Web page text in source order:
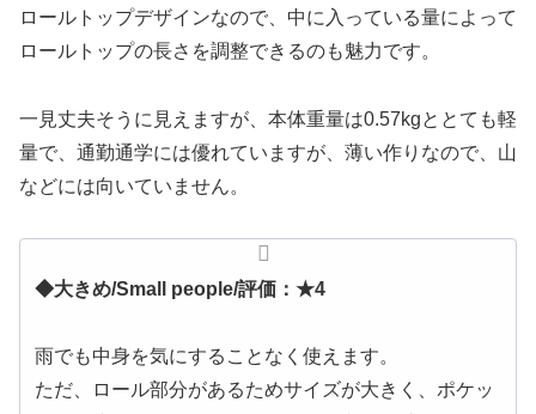
ロールトップデザインなので、中に入っている量によって
ロールトップの長さを調整できるのも魅力です。
一見丈夫そうに見えますが、本体重量は0.57kgととても軽
量で、通勤通学には優れていますが、薄い作りなので、山
などには向いていません。
◆大きめ/Small people/評価：★4
雨でも中身を気にすることなく使えます。
ただ、ロール部分があるためサイズが大きく、ポケッ